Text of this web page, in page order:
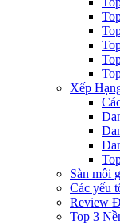
Xếp
Sàn môi
Các yếu
Review
Top 3